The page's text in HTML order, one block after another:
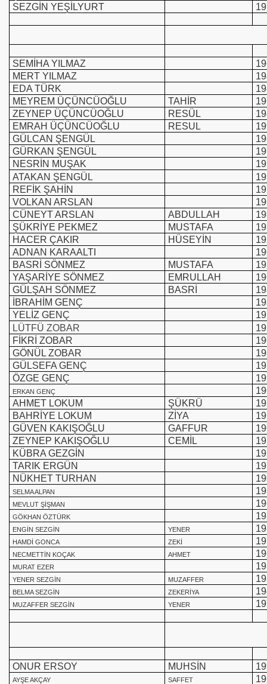
SEZGİN YEŞİLYURT
SEMİHA YILMAZ
MERT YILMAZ
EDA TÜRK
MEYREM ÜÇÜNCÜOĞLU
TAHİR
ZEYNEP ÜÇÜNCÜOĞLU
RESÜL
EMRAH ÜÇÜNCÜOĞLU
RESUL
GÜLCAN ŞENGÜL
GÜRKAN ŞENGÜL
NESRİN MUŞAK
ATAKAN ŞENGÜL
REFİK ŞAHİN
VOLKAN ARSLAN
CÜNEYT ARSLAN
ABDULLAH
ŞÜKRİYE PEKMEZ
MUSTAFA
HACER ÇAKIR
HÜSEYİN
ADNAN KARAALTI
BASRİ SÖNMEZ
MUSTAFA
YAŞARİYE SÖNMEZ
EMRULLAH
GÜLŞAH SÖNMEZ
BASRİ
İBRAHİM GENÇ
YELİZ GENÇ
LÜTFÜ ZOBAR
FİKRİ ZOBAR
GÖNÜL ZOBAR
GÜLSEFA GENÇ
ÖZGE GENÇ
ERKAN GENÇ
AHMET LOKUM
ŞÜKRÜ
BAHRİYE LOKUM
ZİYA
GÜVEN KAKIŞOĞLU
GAFFUR
ZEYNEP KAKIŞOĞLU
CEMİL
KÜBRA GEZGİN
TARIK ERGÜN
NÜKHET TURHAN
SELMA ALPAN
MEVLUT ŞİŞMAN
GÖKHAN ÖZTÜRK
ENGİN SEZGİN YENER
HAMDİ GONCA ZEKİ
NECMETTİN KOÇAK AHMET
MURAT EZER
YENER SEZGİN MUZAFFER
BELMA SEZGİN ZEKERİYA
MUZAFFER SEZGİN YENER
ONUR ERSOY MUHSİN
AYŞE AKÇAY SAFFET